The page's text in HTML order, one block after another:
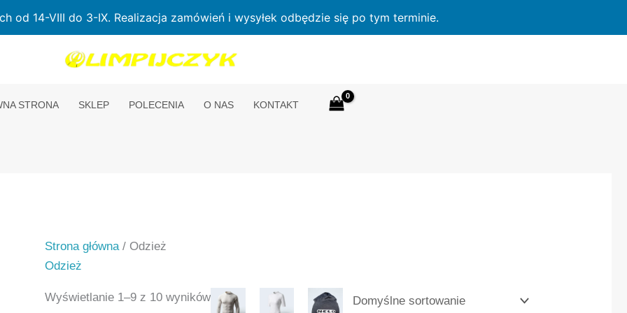
od 14-VIII do 3-IX. Realizacja zamówień i wysyłek odbędzie się po tym terminie.
STRONA SKLEP POLECENIA O NAS KONTAKT
Strona główna/ Odzież
Odzież
Wyświetlanie 1–9 z 10 wyników